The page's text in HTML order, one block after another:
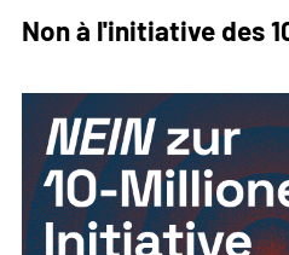
solidaire
Non à l'initiative des